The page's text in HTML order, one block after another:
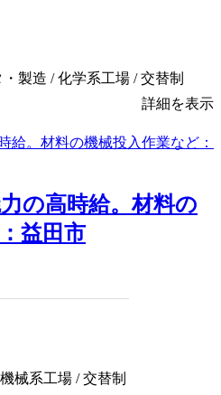
製造 / 化学系工場 / 交替制
詳細を表示
の高時給。材料の
益田市
械系工場 / 交替制